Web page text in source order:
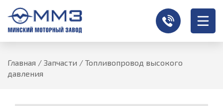
Главная / Запчасти / Топливопровод высокого
давления